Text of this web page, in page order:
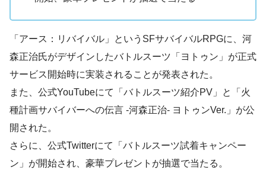
「アース：リバイバル」というSFサバイバルRPGに、河
森正治氏がデザインしたバトルスーツ「ヨトゥン」が正式
サービス開始時に実装されることが発表された。
また、公式YouTubeにて「バトルスーツ紹介PV」と「火
種計画サバイバーへの伝言 -河森正治- ヨトゥンVer.」が公
開された。
さらに、公式Twitterにて「バトルスーツ試着キャンペー
ン」が開始され、豪華プレゼントが抽選で当たる。